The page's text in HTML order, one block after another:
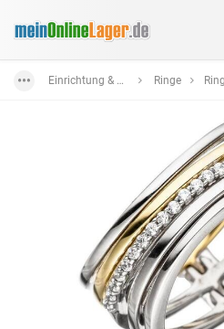
Einrichtung & Wohnaccessoires Ringe Ringe aus